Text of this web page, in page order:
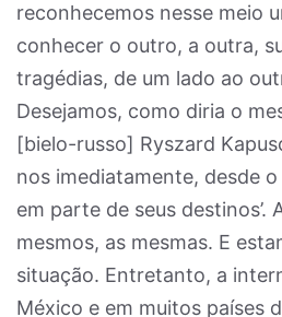
reconhecemos nesse meio
conhecer o outro, a outra,
tragédias, de um lado ao
Desejamos, como diria o
[bielo-russo] Ryszard
nos imediatamente, desde
em parte de seus destinos’.
mesmos, as mesmas. E
situação. Entretanto, a
México e em muitos países